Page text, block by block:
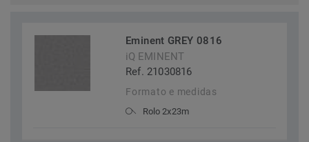
Eminent GREY 0816
iQ EMINENT
Ref. 21030816
Formato e medidas
Rolo 2x23m